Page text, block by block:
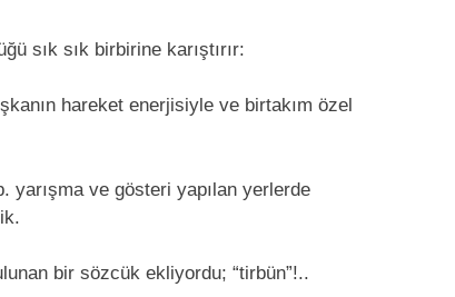
sık sık birbirine karıştırır:
hareket enerjisiyle ve birtakım özel
yarışma ve gösteri yapılan yerlerde
bir sözcük ekliyordu; “tirbün”!..